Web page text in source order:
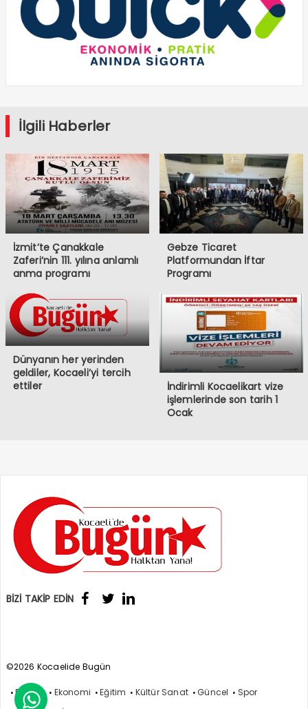
İlgili Haberler
İzmit’te Çanakkale
Zaferi’nin 111. yılına anlamlı
anma programı
Gebze Ticaret
Platformundan İftar
Programı
Dünyanın her yerinden
geldiler, Kocaeli’yi tercih
ettiler
İndirimli Kocaelikart vize
işlemlerinde son tarih 1
Ocak
BİZİ TAKİP EDİN
©2026 Kocaelide Bugün
Politika Ekonomi Eğitim Kültür Sanat Güncel
Spor
